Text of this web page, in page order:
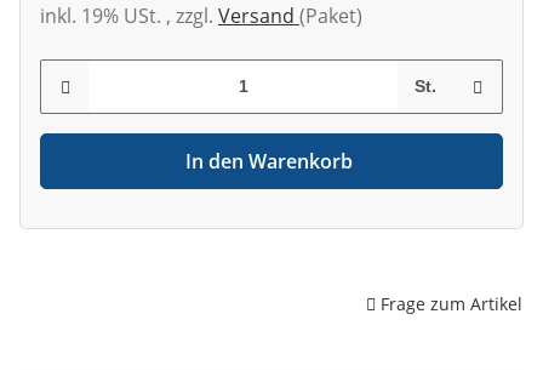
inkl. 19% USt. , zzgl. Versand (Paket)
St.
In den Warenkorb
Frage zum Artikel